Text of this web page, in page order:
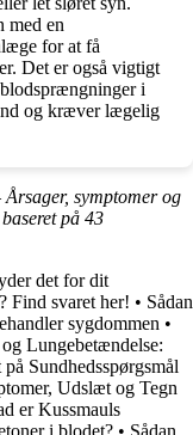
med en
for at få
Det er også vigtigt
i
og kræver lægelig
symptomer og
på 43
det for dit
Find svaret her! • Sådan
sygdommen •
Lungebetændelse:
Sundhedsspørgsmål
Udslæt og Tegn
er Kussmauls